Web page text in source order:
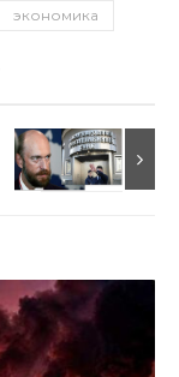
экономика